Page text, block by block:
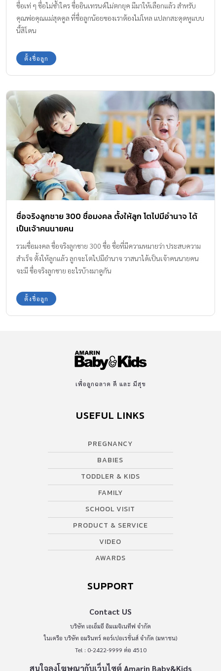
ชื่อเท่ ๆ ชื่อไม่ซ้ำใคร ชื่ออินเทรนด์ไม่ตกยุค มีมาให้เลือกแล้ว สำหรับ
คุณพ่อคุณแม่สุดคูล ที่ชื่อลูกน้อยของเราต้องไม่โหล แปลกสะดุดหูแบบ
นี้สิโดน
ตั้งชื่อลูก
ชื่อจริงลูกชาย 300 ชื่อมงคล ตั้งให้ลูก โตไปมีอำนาจ ได้
เป็นเจ้าคนนายคน
รวมชื่อมงคล ชื่อจริงลูกชาย 300 ชื่อ ชื่อที่มีความหมายว่า ประสบความ
สําเร็จ ตั้งให้ลูกแล้ว ลูกจะโตไปมีอำนาจ วาสนาได้เป็นเจ้าคนนายคน
จะมี ชื่อจริงลูกชาย อะไรบ้างมาดูกัน
ตั้งชื่อลูก
เพื่อลูกฉลาด ดี และ มีสุข
USEFUL LINKS
PREGNANCY
BABIES
TODDLER & KIDS
FAMILY
SCHOOL VISIT
PRODUCT & SERVICE
VIDEO
AWARDS
SUPPORT
Contact US
บริษัท เอเอ็มอี อิมเมจิเนทีฟ จำกัด
ในเครือ บริษัท อมรินทร์ คอร์เปอเรชั่นส์ จำกัด (มหาชน)
Tel : 0-2422-9999 ต่อ 4510
สนใจลงโฆษณากับเว็บไซต์ Amarin Baby&Kids